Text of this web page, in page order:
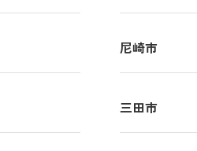
尼崎市
三田市